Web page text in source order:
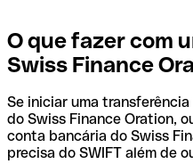
O que fazer com
Swiss Finance
Se iniciar uma
do Swiss Finance Oration,
conta bancária do Swiss
precisa do SWIFT além de